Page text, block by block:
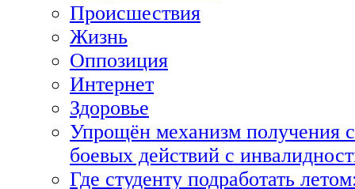
Происшествия
Жизнь
Оппозиция
Интернет
Здоровье
Упрощён механизм получения
боевых действий с
Где студенту подработать